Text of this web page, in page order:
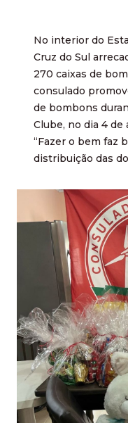
No interior do
Cruz do Sul
270 caixas de
consulado
de bombons
Clube, no dia 4
“Fazer o bem faz
distribuição das